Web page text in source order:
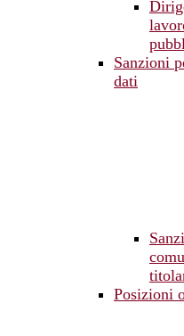
Sanzioni
dati
Posizioni